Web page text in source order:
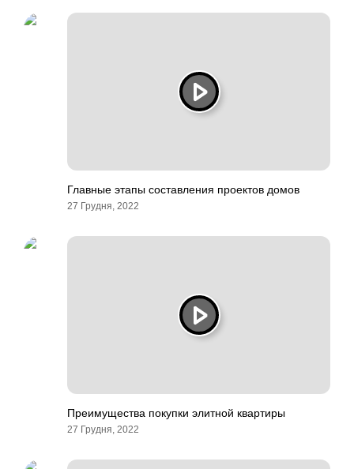
Главные этапы составления проектов домов
27 Грудня, 2022
Преимущества покупки элитной квартиры
27 Грудня, 2022